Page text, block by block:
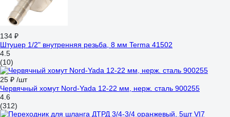
134 ₽
Штуцер 1/2" внутренняя резьба, 8 мм Terma 41502
4.5
(10)
25 ₽ /шт
Червячный хомут Nord-Yada 12-22 мм, нерж. сталь 900255
4.6
(312)